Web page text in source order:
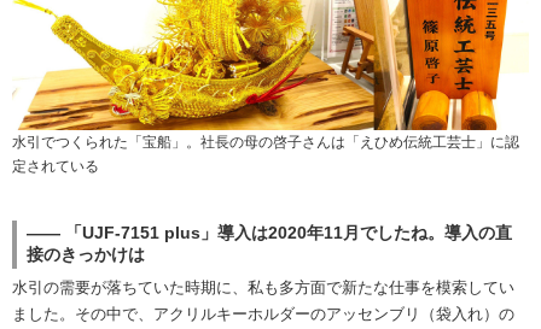
水引でつくられた「宝船」。社長の母の啓子さんは「えひめ伝統工芸士」に認
定されている
―― 「UJF-7151 plus」導入は2020年11月でしたね。導入の直
接のきっかけは
水引の需要が落ちていた時期に、私も多方面で新たな仕事を模索してい
ました。その中で、アクリルキーホルダーのアッセンブリ（袋入れ）の